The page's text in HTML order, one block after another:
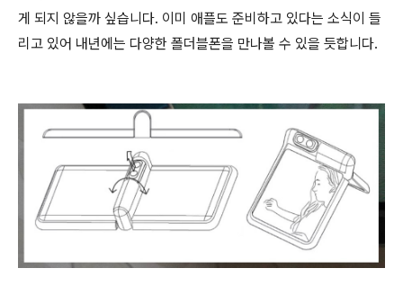
게 되지 않을까 싶습니다. 이미 애플도 준비하고 있다는 소식이 들
리고 있어 내년에는 다양한 폴더블폰을 만나볼 수 있을 듯합니다.